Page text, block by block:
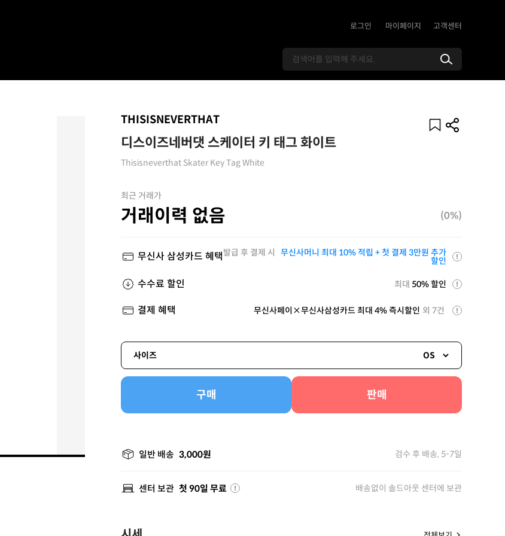
로그인 마이페이지 고객센터
THISISNEVERTHAT
디스이즈네버댓 스케이터 키 태그 화이트
Thisisneverthat Skater Key Tag White
최근 거래가
거래이력 없음 (0%)
무신사 삼성카드 혜택발급 후 결제 시 무신사머니 최대 10% 적립 + 첫 결제 3만원 추가
할인
수수료 할인 최대 50% 할인
결제 혜택 무신사페이×무신사삼성카드 최대 4% 즉시할인 외 7건
사이즈 OS
구매 판매
일반 배송 3,000원 검수 후 배송, 5-7일
센터 보관 첫 90일 무료 배송없이 솔드아웃 센터에 보관